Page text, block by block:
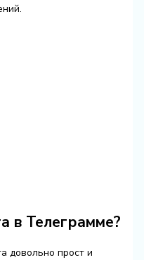
в Телеграмме?
довольно прост и